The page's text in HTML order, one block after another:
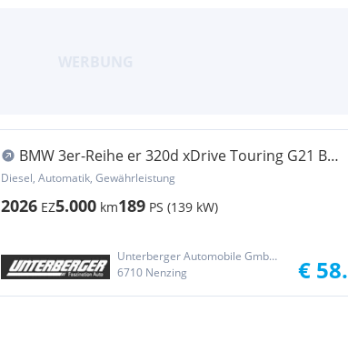
BMW 3er-Reihe er 320d xDrive Touring G21 B47
Sportp...
Diesel, Automatik, Gewährleistung
2026 EZ5.000 km189 PS (139 kW)
Unterberger Automobile GmbH & Co KG
6710 Nenzing
€